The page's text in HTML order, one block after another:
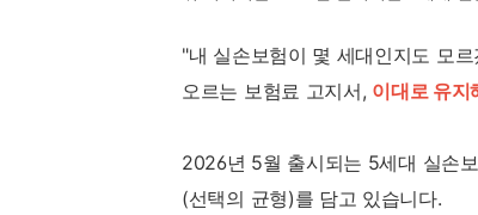
"내 실손보험이 몇 세대인지도 모
오르는 보험료 고지서, 이대로 유지
2026년 5월 출시되는 5세대 실손
(선택의 균형)를 담고 있습니다.